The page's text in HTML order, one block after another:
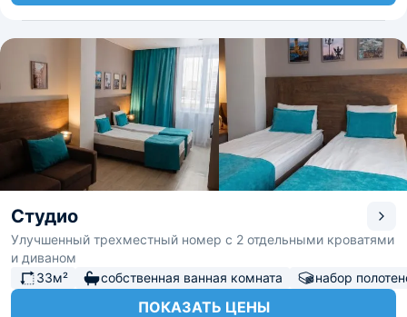
Студио
Улучшенный трехместный номер с 2 отдельными кроватями
и диваном
33м²
собственная ванная комната набор
ПОКАЗАТЬ ЦЕНЫ